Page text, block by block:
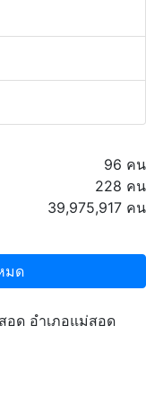
96 คน
228 คน
39,975,917 คน
มด
อด อำเภอแม่สอด